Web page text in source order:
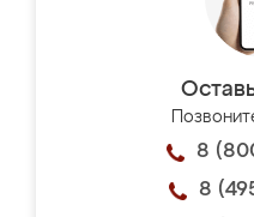
8
8